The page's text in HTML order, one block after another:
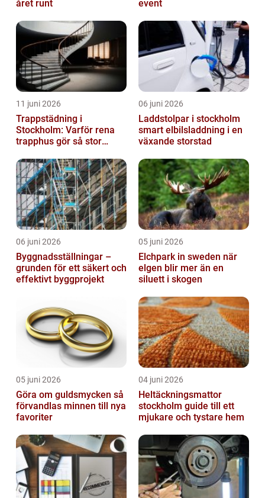
året runt
event
11 juni 2026
Trappstädning i
Stockholm: Varför rena
trapphus gör så stor
06 juni 2026
Laddstolpar i stockholm
smart elbilsladdning i en
växande storstad
06 juni 2026
Byggnadsställningar –
grunden för ett säkert och
effektivt byggprojekt
05 juni 2026
Elchpark in sweden när
elgen blir mer än en
siluett i skogen
05 juni 2026
Göra om guldsmycken så
förvandlas minnen till nya
favoriter
04 juni 2026
Heltäckningsmattor
stockholm guide till ett
mjukare och tystare hem